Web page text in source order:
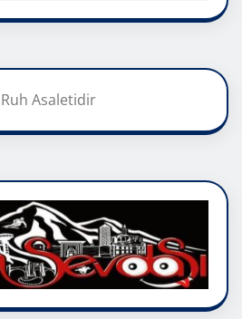
Asaletidir